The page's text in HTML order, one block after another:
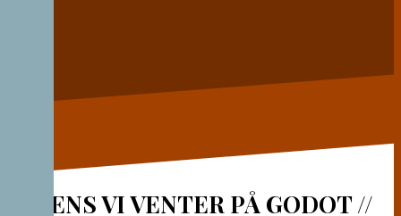
MENS VI VENTER PÅ GODOT //